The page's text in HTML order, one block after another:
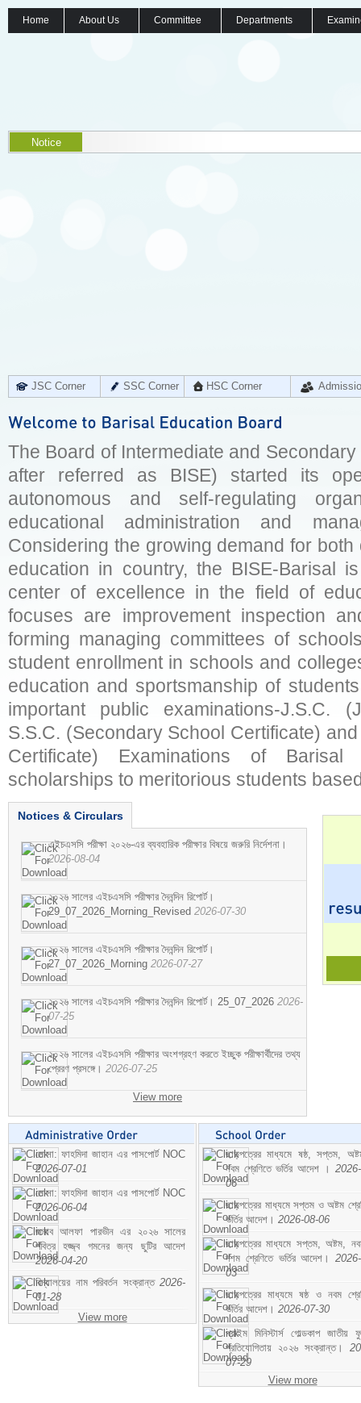
Home About Us Committee Departments
Notice
JSC Corner SSC Corner HSC Corner
The Board of Intermediate and
after referred as BISE) started its
autonomous and self-regulating
educational administration and
Considering the growing demand for
education in country, the BISE-Barisal
center of excellence in the field of
focuses are improvement inspection
forming managing committees of
student enrollment in schools and
education and sportsmanship of
important public examinations-J.S.C.
S.S.C. (Secondary School Certificate)
Certificate) Examinations of
scholarships to meritorious students
Notices & Circulars
এইচএসসি পরীক্ষা ২০২৬-এর ব্যবহারিক পরীক্ষার বিষয়ে জরুরি নির্দেশনা।
2026-08-04
২০২৬ সালের এইচএসসি পরীক্ষার দৈনন্দিন রিপোর্ট।
29_07_2026_Morning_Revised 2026-07-30
২০২৬ সালের এইচএসসি পরীক্ষার দৈনন্দিন রিপোর্ট।
27_07_2026_Morning 2026-07-27
২০২৬ সালের এইচএসসি পরীক্ষার দৈনন্দিন রিপোর্ট। 25_07_2026 2026-
07-25
২০২৬ সালের এইচএসসি পরীক্ষার অংশগ্রহণ করতে ইচ্ছুক পরীক্ষার্থীদের তথ্য
প্রেরণ প্রসঙ্গে। 2026-07-25
View more
মোসা: ফাহমিদা জাহান এর পাসপোর্ট NOC
2026-07-01
মোসা: ফাহমিদা জাহান এর পাসপোর্ট NOC
2026-06-04
জনাব আলফা পারভীন এর ২০২৬ সালের
পবিত্র হজ্জ্ব গমনের জন্য ছুটির আদেশ
2026-04-20
বিদ্যালয়ের নাম পরিবর্তন সংক্রান্ত 2026-
01-28
View more
ছাড়পত্রের মাধ্যমে ষষ্ঠ, সপ্তম,
নবম শ্রেণিতে ভর্তির আদেশ ।
06
ছাড়পত্রের মাধ্যমে সপ্তম ও অষ্টম
ভর্তির আদেশ। 2026-08-06
ছাড়পত্রের মাধ্যমে সপ্তম, অষ্টম,
দশম শ্রেণিতে ভর্তির আদেশ।
03
ছাড়পত্রের মাধ্যমে ষষ্ঠ ও নবম
ভর্তির আদেশ। 2026-07-30
প্রাইম মিনিস্টার্স গোল্ডকাপ জাতীয়
প্রতিযোগিতায় ২০২৬ সংক্রান্ত।
07-29
View more